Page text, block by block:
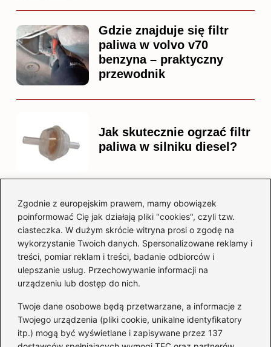
Zgodnie z europejskim prawem, mamy obowiązek
poinformować Cię jak działają pliki "cookies", czyli tzw.
ciasteczka. W dużym skrócie witryna prosi o zgodę na
wykorzystanie Twoich danych. Spersonalizowane reklamy i
treści, pomiar reklam i treści, badanie odbiorców i
ulepszanie usług. Przechowywanie informacji na
urządzeniu lub dostęp do nich.
Twoje dane osobowe będą przetwarzane, a informacje z
Twojego urządzenia (pliki cookie, unikalne identyfikatory
itp.) mogą być wyświetlane i zapisywane przez 137
Gdzie znajduje się filtr
paliwa w volvo v70
benzyna – praktyczny
przewodnik
Jak skutecznie ogrzać filtr
paliwa w silniku diesel?
Czy warto kupować
diesla? Przewodnik dla
przyszłych właścicieli
Kategorie
Akumulator(74)
Benzyna i Diesel(87)